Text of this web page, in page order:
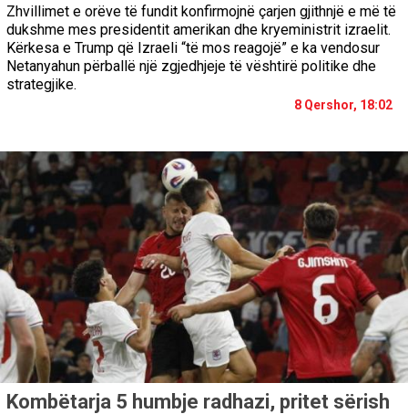
Zhvillimet e orëve të fundit konfirmojnë çarjen gjithnjë e më të
dukshme mes presidentit amerikan dhe kryeministrit izraelit.
Kërkesa e Trump që Izraeli “të mos reagojë” e ka vendosur
Netanyahun përballë një zgjedhjeje të vështirë politike dhe
strategjike.
8 Qershor, 18:02
Kombëtarja 5 humbje radhazi, pritet sërish